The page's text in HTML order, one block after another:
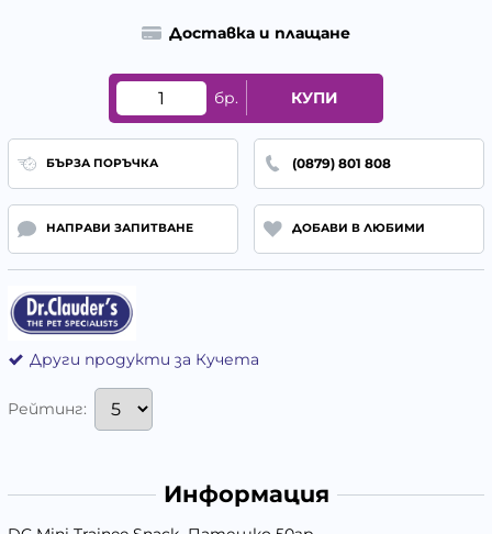
Доставка и плащане
бр. КУПИ
БЪРЗА ПОРЪЧКА (0879) 801 808
НАПРАВИ ЗАПИТВАНЕ ДОБАВИ В ЛЮБИМИ
Други продукти за Кучета
Рейтинг:
Информация